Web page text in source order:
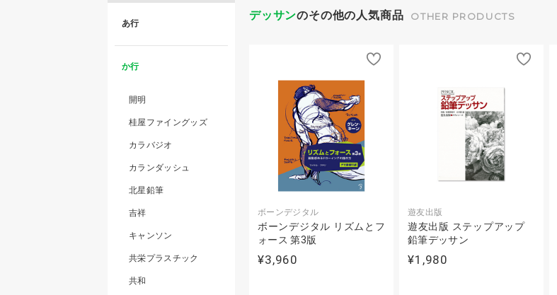
デッサンのその他の人気商品 OTHER PRODUCTS
ボーンデジタル
ボーンデジタル リズムとフ
ォース 第3版
¥3,960
遊友出版
遊友出版 ステップアップ
鉛筆デッサン
¥1,980
あ行
か行
開明
桂屋ファイングッズ
カラバジオ
カランダッシュ
北星鉛筆
吉祥
キャンソン
共栄プラスチック
共和